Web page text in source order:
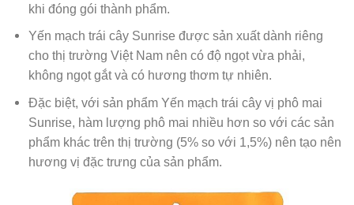
khi đóng gói thành phẩm.
Yến mạch trái cây Sunrise được sản xuất dành riêng
cho thị trường Việt Nam nên có độ ngọt vừa phải,
không ngọt gắt và có hương thơm tự nhiên.
Đặc biệt, với sản phẩm Yến mạch trái cây vị phô mai
Sunrise, hàm lượng phô mai nhiều hơn so với các sản
phẩm khác trên thị trường (5% so với 1,5%) nên tạo nên
hương vị đặc trưng của sản phẩm.